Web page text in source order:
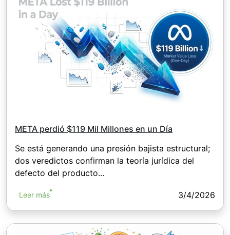
META perdió $119 Mil Millones en un Día
Se está generando una presión bajista estructural;
dos veredictos confirman la teoría jurídica del
defecto del producto...
Leer más 3/4/2026